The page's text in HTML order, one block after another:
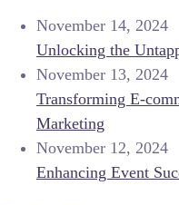
November 14, 2024
Unlocking the
November 13, 2024
Transforming E-
Marketing
November 12, 2024
Enhancing Event